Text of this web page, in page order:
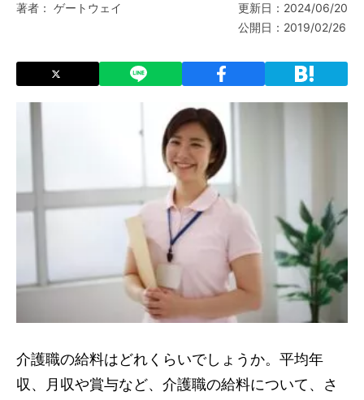
著者： ゲートウェイ 更新日： 2024/06/20
公開日： 2019/02/26
介護職の給料はどれくらいでしょうか。平均年
収、月収や賞与など、介護職の給料について、さ